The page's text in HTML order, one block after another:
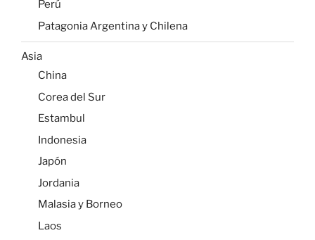
Perú
Patagonia Argentina y Chilena
Asia
China
Corea del Sur
Estambul
Indonesia
Japón
Jordania
Malasia y Borneo
Laos